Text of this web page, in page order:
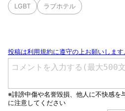
LGBT ラブホテル